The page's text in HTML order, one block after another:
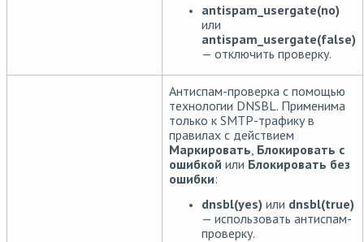
antispam_usergate(no)
или
antispam_usergate(false)
— отключить проверку.
Антиспам-проверка с помощью
технологии DNSBL. Применима
только к SMTP-трафику в
правилах с действием
Маркировать, Блокировать с
ошибкой или Блокировать без
ошибки:
dnsbl(yes) или dnsbl(true)
— использовать антиспам-
проверку.